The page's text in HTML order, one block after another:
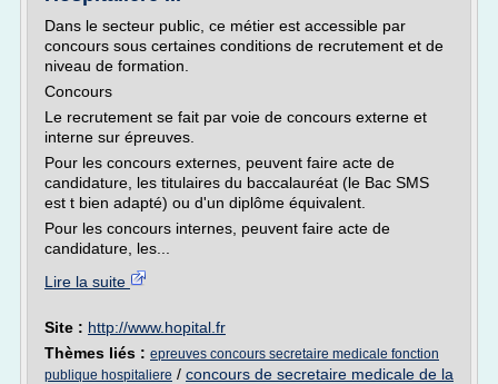
Dans le secteur public, ce métier est accessible par
concours sous certaines conditions de recrutement et de
niveau de formation.
Concours
Le recrutement se fait par voie de concours externe et
interne sur épreuves.
Pour les concours externes, peuvent faire acte de
candidature, les titulaires du baccalauréat (le Bac SMS
est t bien adapté) ou d'un diplôme équivalent.
Pour les concours internes, peuvent faire acte de
candidature, les...
Lire la suite
Site : http://www.hopital.fr
Thèmes liés : epreuves concours secretaire medicale fonction
publique hospitaliere / concours de secretaire medicale de la